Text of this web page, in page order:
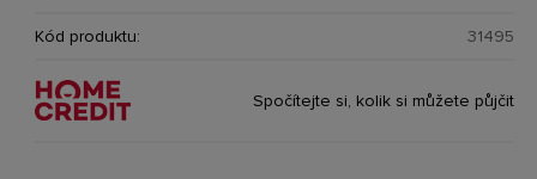
Kód produktu: 31495
Spočítejte si, kolik si můžete půjčit